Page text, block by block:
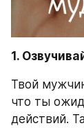
1.
Твой
что ты
действий.